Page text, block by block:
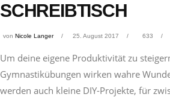
SCHREIBTISCH
von Nicole Langer 25. August 2017 633
Um deine eigene Produktivität zu
Gymnastikübungen wirken wahre
werden auch kleine DIY-Projekte, für